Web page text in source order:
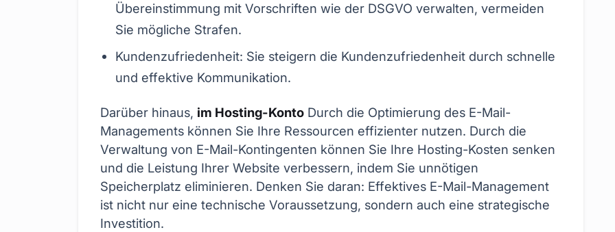
Übereinstimmung mit Vorschriften wie der DSGVO verwalten, vermeiden
Sie mögliche Strafen.
Kundenzufriedenheit: Sie steigern die Kundenzufriedenheit durch schnelle
und effektive Kommunikation.
Darüber hinaus, im Hosting-Konto Durch die Optimierung des E-Mail-
Managements können Sie Ihre Ressourcen effizienter nutzen. Durch die
Verwaltung von E-Mail-Kontingenten können Sie Ihre Hosting-Kosten senken
und die Leistung Ihrer Website verbessern, indem Sie unnötigen
Speicherplatz eliminieren. Denken Sie daran: Effektives E-Mail-Management
ist nicht nur eine technische Voraussetzung, sondern auch eine strategische
Investition.